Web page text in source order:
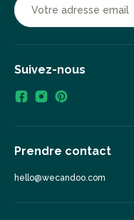
Suivez-nous
Prendre contact
hello@wecandoo.com